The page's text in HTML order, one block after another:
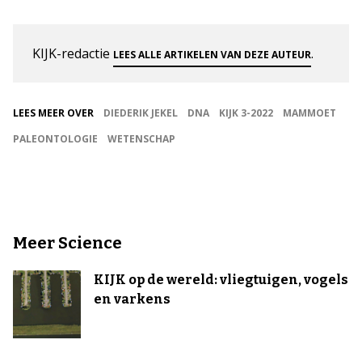
KIJK-redactie LEES ALLE ARTIKELEN VAN DEZE AUTEUR.
LEES MEER OVER DIEDERIK JEKEL DNA KIJK 3-2022
MAMMOET
PALEONTOLOGIE
WETENSCHAP
Meer Science
KIJK op de wereld: vliegtuigen, vogels
en varkens